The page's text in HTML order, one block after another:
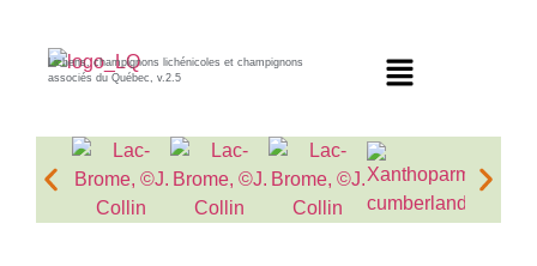
Lichens, champignons lichénicoles et champignons
associés du Québec, v.2.5